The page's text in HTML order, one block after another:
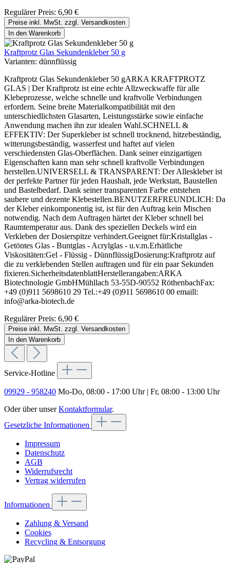
Regulärer Preis: 6,90 €
Preise inkl. MwSt. zzgl. Versandkosten
In den Warenkorb
Kraftprotz Glas Sekundenkleber 50 g
Varianten: dünnflüssig
Kraftprotz Glas Sekundenkleber 50 gARKA KRAFTPROTZ
GLAS | Der Kraftprotz ist eine echte Allzweckwaffe für alle
Klebeprozesse, welche schnelle und kraftvolle Verbindungen
erfordern. Seine breite Materialkompatibilität mit den
unterschiedlichsten Glasarten, Leistungsstärke sowie einfache
Anwendung machen ihn zur idealen Wahl.SCHNELL &
EFFEKTIV: Der Superkleber ist schnell trocknend, hitzebeständig,
witterungsbeständig, wasserfest und haftet auf vielen
verschiedensten Glas-Oberflächen. Dank seiner einzigartigen
Eigenschaften kann man sehr schnell kraftvolle Verbindungen
herstellen.UNIVERSELL & TRANSPARENT: Der Alleskleber ist
der perfekte Partner für jeden Haushalt, jede Werkstatt, Baustellen
und Bastelbedarf. Dank seiner transparenten Farbe entstehen
saubere und dezente Klebestellen.BENUTZERFREUNDLICH: Da
der Kleber einkomponentig ist, ist für den Auftrag kein Mischen
notwendig. Nach dem Auftragen härtet der Kleber schnell bei
Raumtemperatur aus. Dank des speziellen Deckels wird ein
Verkleben der Dosierspitze verhindert.Geeignet für:Kristallglas -
Getöntes Glas - Buntglas - Acrylglas - u.v.m.Erhätliche
Viskositäten:Gel - Flüssig - DünnflüssigDosierung:Kraftprotz auf
die zu verklebenden Stellen auftragen und für ein paar Sekunden
fixieren.SicherheitsdatenblattHerstellerangaben:ARKA
Biotechnologie GmbHMühllach 53-55D-90552 RöthenbachFax:
+49 (0)911 5698610 29 Tel.:+49 (0)911 5698610 00 emaill:
info@arka-biotech.de
Regulärer Preis: 6,90 €
Preise inkl. MwSt. zzgl. Versandkosten
In den Warenkorb
Service-Hotline
09929 - 958240 Mo-Do, 08:00 - 17:00 Uhr | Fr, 08:00 - 13:00 Uhr
Oder über unserKontaktformular.
Gesetzliche Informationen
Impressum
Datenschutz
AGB
Widerrufsrecht
Vertrag widerrufen
Informationen
Zahlung & Versand
Cookies
Recycling & Entsorgung